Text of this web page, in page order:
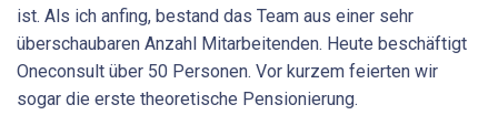
ist. Als ich anfing, bestand das Team aus einer sehr
überschaubaren Anzahl Mitarbeitenden. Heute beschäftigt
Oneconsult über 50 Personen. Vor kurzem feierten wir
sogar die erste theoretische Pensionierung.